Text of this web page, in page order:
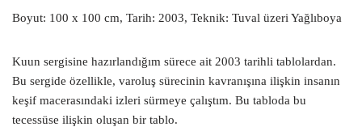
Boyut: 100 x 100 cm, Tarih: 2003, Teknik: Tuval üzeri Yağlıboya
Kuun sergisine hazırlandığım sürece ait 2003 tarihli tablolardan.
Bu sergide özellikle, varoluş sürecinin kavranışına ilişkin insanın
keşif macerasındaki izleri sürmeye çalıştım. Bu tabloda bu
tecessüse ilişkin oluşan bir tablo.